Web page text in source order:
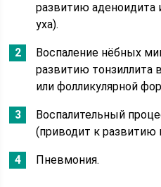
развитию аденоидита
уха).
Воспаление нёбных
развитию тонзиллита
или фолликулярной
Воспалительный
(приводит к развитию
Пневмония.